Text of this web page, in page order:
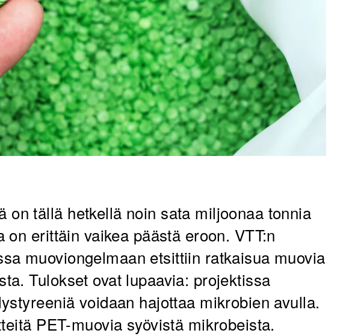
on tällä hetkellä noin sata miljoonaa tonnia
on erittäin vaikea päästä eroon. VTT:n
muoviongelmaan etsittiin ratkaisua muovia
Tulokset ovat lupaavia: projektissa
voidaan hajottaa mikrobien avulla.
PET-muovia syövistä mikrobeista.